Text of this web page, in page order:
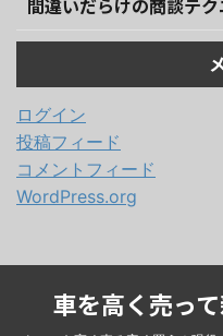
ログイン
投稿フィード
コメントフィード
WordPress.org
車を高く売っ